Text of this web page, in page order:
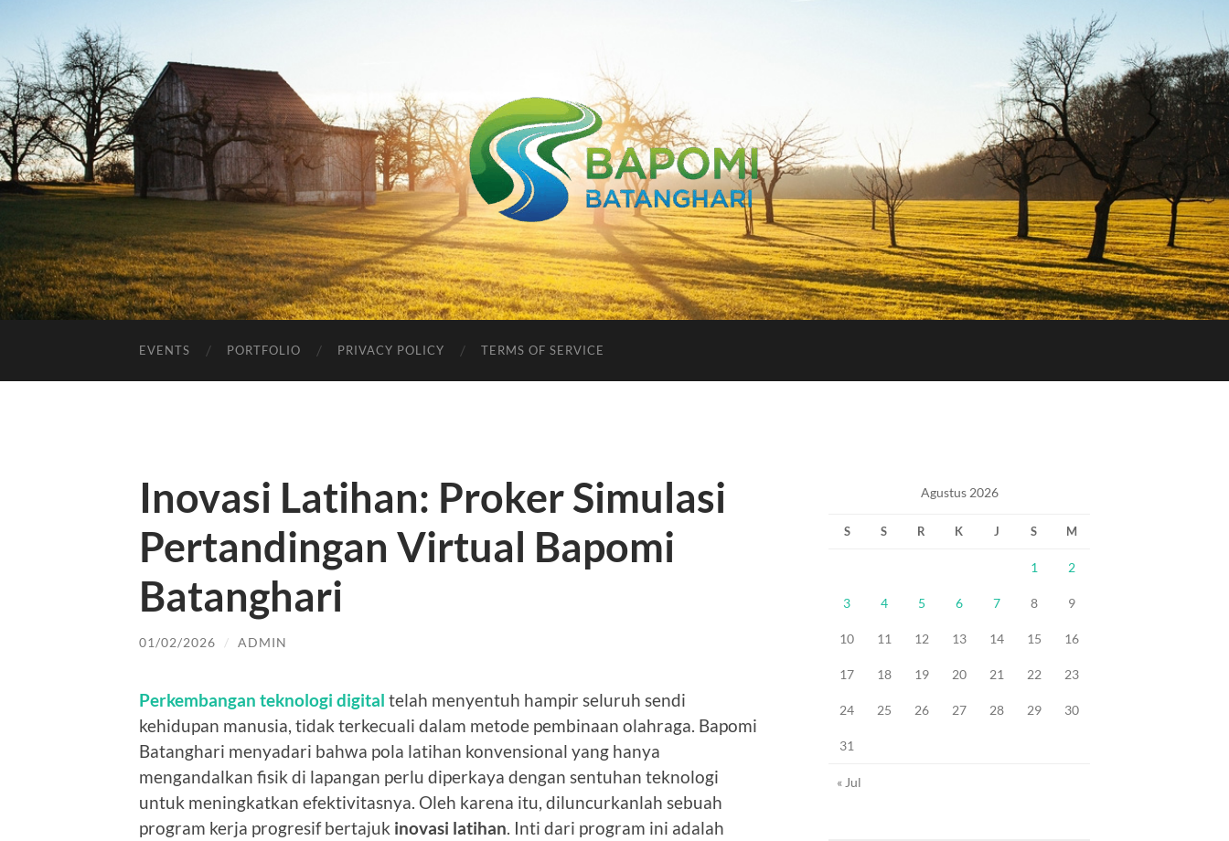
Bapomi
Batanghari
EVENTS PORTFOLIO PRIVACY POLICY TERMS OF SERVICE
Inovasi Latihan: Proker Simulasi
Pertandingan Virtual Bapomi
Batanghari
01/02/2026 / ADMIN
Perkembangan teknologi digital telah menyentuh hampir seluruh sendi
kehidupan manusia, tidak terkecuali dalam metode pembinaan olahraga. Bapomi
Batanghari menyadari bahwa pola latihan konvensional yang hanya
mengandalkan fisik di lapangan perlu diperkaya dengan sentuhan teknologi
untuk meningkatkan efektivitasnya. Oleh karena itu, diluncurkanlah sebuah
program kerja progresif bertajuk inovasi latihan . Inti dari program ini adalah
Agustus 2026
S S R K J S M
1 2
3 4 5 6 7 8 9
10 11 12 13 14 15 16
17 18 19 20 21 22 23
24 25 26 27 28 29 30
31
« Jul